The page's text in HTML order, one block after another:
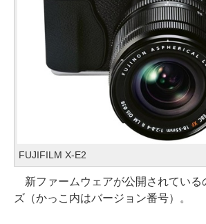
FUJIFILM X-E2
新ファームウェアが公開されている
ズ（かっこ内はバージョン番号）。